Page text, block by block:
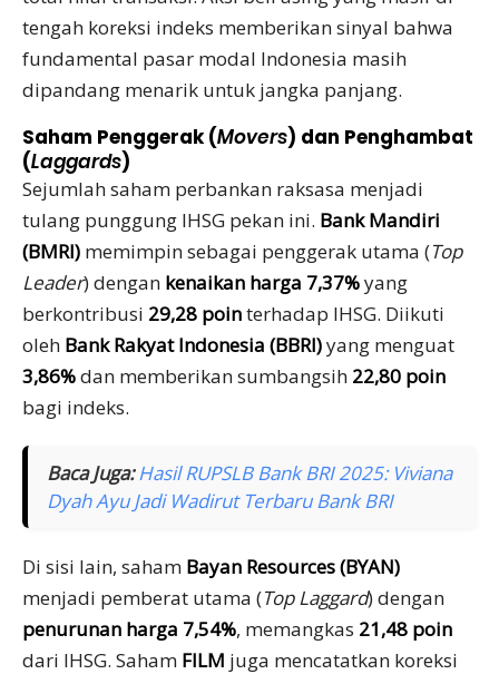
tengah koreksi indeks memberikan sinyal bahwa
fundamental pasar modal Indonesia masih
dipandang menarik untuk jangka panjang.
Saham Penggerak (Movers) dan Penghambat
(Laggards)
Sejumlah saham perbankan raksasa menjadi
tulang punggung IHSG pekan ini. Bank Mandiri
(BMRI) memimpin sebagai penggerak utama (Top
Leader) dengan kenaikan harga 7,37%yang
berkontribusi 29,28 pointerhadap IHSG. Diikuti
oleh Bank Rakyat Indonesia (BBRI)yang menguat
3,86%dan memberikan sumbangsih 22,80 poin
bagi indeks.
Baca Juga: Hasil RUPSLB Bank BRI 2025: Viviana
Dyah Ayu Jadi Wadirut Terbaru Bank BRI
Di sisi lain, saham Bayan Resources (BYAN)
menjadi pemberat utama (Top Laggard) dengan
penurunan harga 7,54%, memangkas 21,48 poin
dari IHSG. Saham FILM juga mencatatkan koreksi